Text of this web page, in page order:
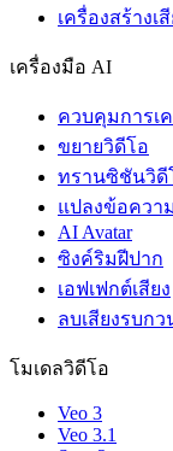
เครื่องสร้างเ
เครื่องมือ AI
ควบคุมการเ
ขยายวิดีโอ
ทรานซิชันวิดี
แปลงข้อควา
AI Avatar
ซิงค์ริมฝีปาก
เอฟเฟกต์เสียง
ลบเสียงรบกว
โมเดลวิดีโอ
Veo 3
Veo 3.1